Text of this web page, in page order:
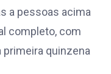
a pessoas acima
completo, com
primeira quinzena